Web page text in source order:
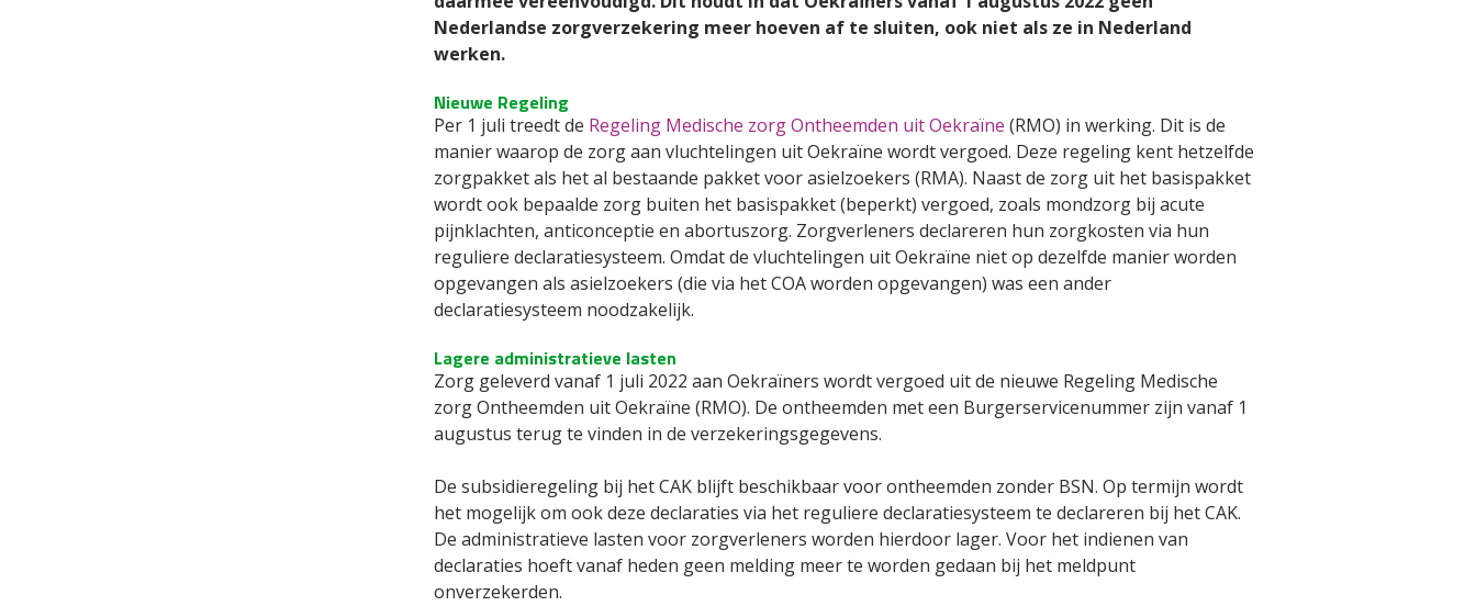
Nederlandse zorgverzekering meer hoeven af te sluiten, ook niet als ze in Nederland
werken.
Nieuwe Regeling
Per 1 juli treedt de Regeling Medische zorg Ontheemden uit Oekraïne (RMO) in werking. Dit is de
manier waarop de zorg aan vluchtelingen uit Oekraïne wordt vergoed. Deze regeling kent hetzelfde
zorgpakket als het al bestaande pakket voor asielzoekers (RMA). Naast de zorg uit het basispakket
wordt ook bepaalde zorg buiten het basispakket (beperkt) vergoed, zoals mondzorg bij acute
pijnklachten, anticonceptie en abortuszorg. Zorgverleners declareren hun zorgkosten via hun
reguliere declaratiesysteem. Omdat de vluchtelingen uit Oekraïne niet op dezelfde manier worden
opgevangen als asielzoekers (die via het COA worden opgevangen) was een ander
declaratiesysteem noodzakelijk.
Lagere administratieve lasten
Zorg geleverd vanaf 1 juli 2022 aan Oekraïners wordt vergoed uit de nieuwe Regeling Medische
zorg Ontheemden uit Oekraïne (RMO). De ontheemden met een Burgerservicenummer zijn vanaf 1
augustus terug te vinden in de verzekeringsgegevens.
De subsidieregeling bij het CAK blijft beschikbaar voor ontheemden zonder BSN. Op termijn wordt
het mogelijk om ook deze declaraties via het reguliere declaratiesysteem te declareren bij het CAK.
De administratieve lasten voor zorgverleners worden hierdoor lager. Voor het indienen van
declaraties hoeft vanaf heden geen melding meer te worden gedaan bij het meldpunt
onverzekerden.